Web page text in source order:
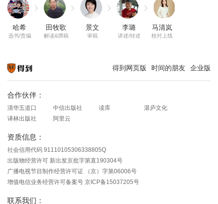
哈希
选书/责编
田牧歌
解读&撰稿
景文
审稿
李璐
讲述/转述
马清岚
校对上线
得到网页版 时间的朋友 企业版
合作伙伴：
清华五道口 中信出版社 读库
湛庐文化
译林出版社
阿里云
资质信息：
社会信用代码 91110105306338805Q
出版物经营许可 新出发京批字第直190304号
广播电视节目制作经营许可证 （京）字第06006号
增值电信业务经营许可备案号 京ICP备15037205号
联系我们：